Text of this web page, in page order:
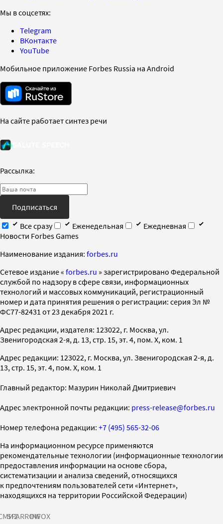
Мы в соцсетях:
Telegram
ВКонтакте
YouTube
Мобильное приложение Forbes Russia на Android
На сайте работает синтез речи
Рассылка:
Подписаться
Все сразу
Еженедельная
Ежедневная
Новости Forbes Games
Наименование издания: forbes.ru
Cетевое издание « forbes.ru » зарегистрировано Федеральной
службой по надзору в сфере связи, информационных
технологий и массовых коммуникаций, регистрационный
номер и дата принятия решения о регистрации: серия Эл №
ФС77-82431 от 23 декабря 2021 г.
Адрес редакции, издателя: 123022, г. Москва, ул.
Звенигородская 2-я, д. 13, стр. 15, эт. 4, пом. X, ком. 1
Адрес редакции: 123022, г. Москва, ул. Звенигородская 2-я, д.
13, стр. 15, эт. 4, пом. X, ком. 1
Главный редактор: Мазурин Николай Дмитриевич
Адрес электронной почты редакции: press-release@forbes.ru
Номер телефона редакции: +7 (495) 565-32-06
На информационном ресурсе применяются
рекомендательные технологии (информационные технологии
предоставления информации на основе сбора,
систематизации и анализа сведений, относящихся
к предпочтениям пользователей сети «Интернет»,
находящихся на территории Российской Федерации)
SPARROWINFOX